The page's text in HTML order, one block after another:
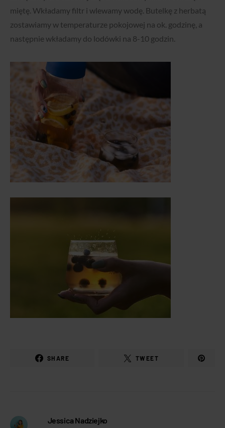
miętę. Wkładamy filtr i wlewamy wodę. Butelkę z herbatą
zostawiamy w temperaturze pokojowej na ok. godzinę, a
następnie wkładamy do lodówki na 8-10 godzin.
SHARE TWEET
Jessica Nadziejko